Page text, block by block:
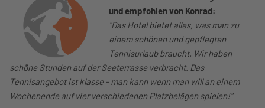
und empfohlen von Konrad:
"Das Hotel bietet alles, was man zu
einem schönen und gepflegten
Tennisurlaub braucht. Wir haben
schöne Stunden auf der Seeterrasse verbracht. Das
Tennisangebot ist klasse - man kann wenn man will an einem
Wochenende auf vier verschiedenen Platzbelägen spielen!"